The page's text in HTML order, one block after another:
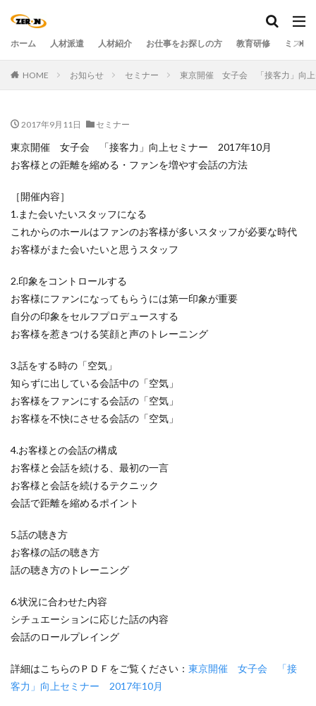
ホーム 人材派遣 人材紹介 お仕事をお探しの方 教育研修 ミステ
HOME お知らせ セミナー 東京開催 女子会 「接客力」向
2017年9月11日 セミナー
東京開催 女子会 「接客力」向上セミナー 2017年10月
お客様との距離を縮める・ファンを増やす会話の方法
［開催内容］
1.また会いたいスタッフになる
これからのホールはファンのお客様が多いスタッフが必要な時代
お客様がまた会いたいと思うスタッフ
2.印象をコントロールする
お客様にファンになってもらうには第一印象が重要
自分の印象をセルフプロデュースする
お客様を惹きつける笑顔と声のトレーニング
3.話をする時の「空気」
知らずに出している会話中の「空気」
お客様をファンにする会話の「空気」
お客様を不快にさせる会話の「空気」
4.お客様との会話の構成
お客様と会話を続ける、最初の一言
お客様と会話を続けるテクニック
会話で距離を縮めるポイント
5.話の聴き方
お客様の話の聴き方
話の聴き方のトレーニング
6.状況に合わせた内容
シチュエーションに応じた話の内容
会話のロールプレイング
詳細はこちらのＰＤＦをご覧ください： 東京開催 女子会 「接
客力」向上セミナー 2017年10月